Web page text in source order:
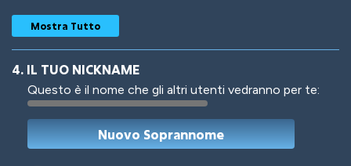
Woof Jungle Cats
Mostra Tutto
4. IL TUO NICKNAME
Questo è il nome che gli altri utenti vedranno per te: